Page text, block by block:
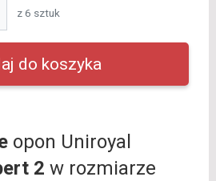
z 6 sztuk
opon Uniroyal
2 w rozmiarze